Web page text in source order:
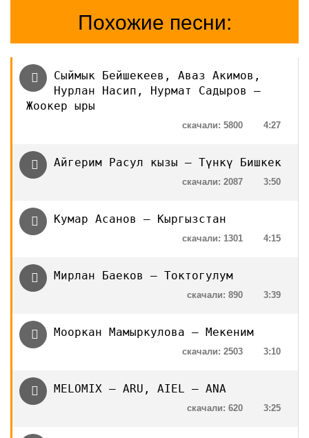
Похожие песни:
Сыймык Бейшекеев, Аваз Акимов,
Нурлан Насип, Нурмат Садыров —
Жоокер ыры
4:27
скачали: 5800
Айгерим Расул кызы — Түнкү Бишкек
3:50
скачали: 2087
Кумар Асанов — Кыргызстан
4:15
скачали: 1301
Мирлан Баеков — Токтогулум
3:39
скачали: 890
Мооркан Мамыркулова — Мекеним
3:10
скачали: 2503
MELOMIX — ARU, AIEL — ANA
3:25
скачали: 620